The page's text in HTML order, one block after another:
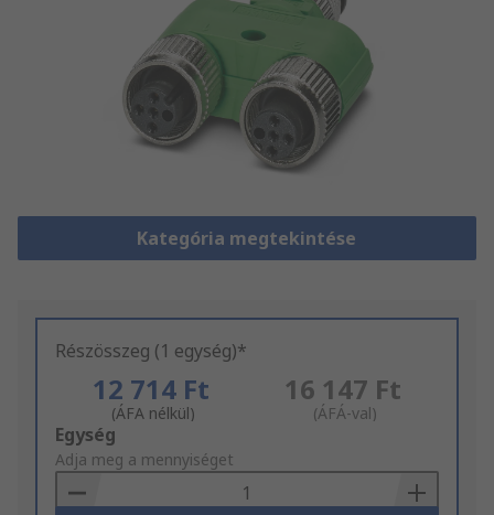
Kategória megtekintése
Részösszeg (1 egység)*
12 714 Ft
(ÁFA nélkül)
16 147 Ft
(ÁFÁ-val)
Add
to
Basket
Egység
Adja meg a mennyiséget